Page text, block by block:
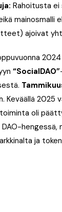
Rahoitusta ei
ajoivat
“SocialDAO”
Keväällä 2025
oli
hengessä,
ja